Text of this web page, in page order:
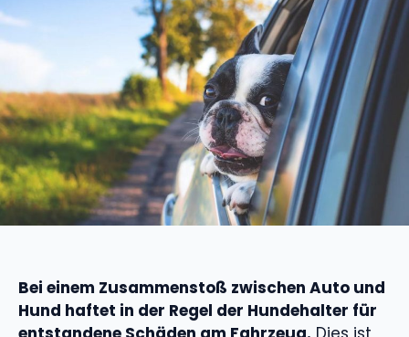
Bei einem Zusammenstoß zwischen Auto und
Hund haftet in der Regel der Hundehalter für